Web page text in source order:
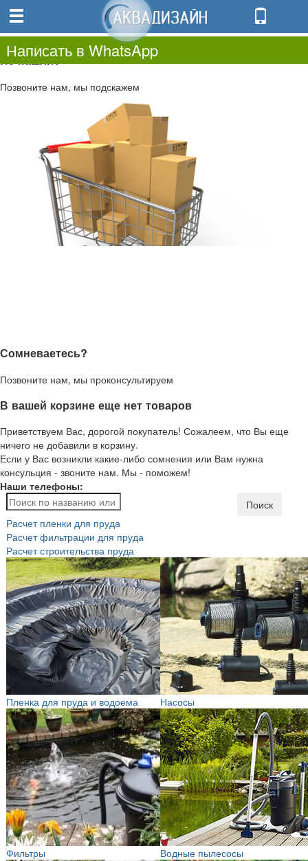
0.00
0
Не нашли?
Позвоните нам, мы подскажем
Сомневаетесь?
Позвоните нам, мы проконсультируем
В вашей корзине еще нет товаров
Приветствуем Вас, дорогой покупатель! Сожалеем, что Вы еще
ничего не добавили в корзину.
Если у Вас возникли какие-либо сомнения или Вам нужна
консульция - звоните нам. Мы - поможем!
Наши телефоны:
Написать в WhatsApp
Поиск
Расчет пленки для пруда
Расчет фильтрации для пруда
Расчет строительства пруда
Пленка для пруда и водоема Насосы
Фильтры Водные пылесосы